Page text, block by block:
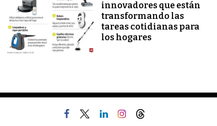
innovadores que están
transformando las
tareas cotidianas para
los hogares